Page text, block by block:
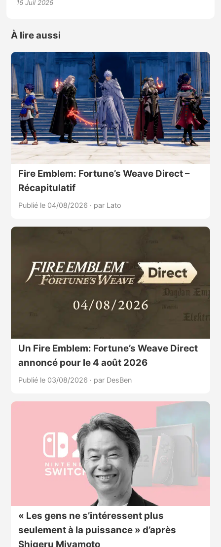
16 Juil 2026
À lire aussi
Fire Emblem: Fortune’s Weave Direct –
Récapitulatif
Publié le 04/08/2026 · par Lato
Un Fire Emblem: Fortune’s Weave Direct
annoncé pour le 4 août 2026
Publié le 03/08/2026 · par DesBen
« Les gens ne s’intéressent plus
seulement à la puissance » d’après
Shigeru Miyamoto